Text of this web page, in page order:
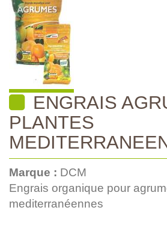
ENGRAIS
PLANTES
Marque : DCM
Engrais organique pour
mediterranéennes